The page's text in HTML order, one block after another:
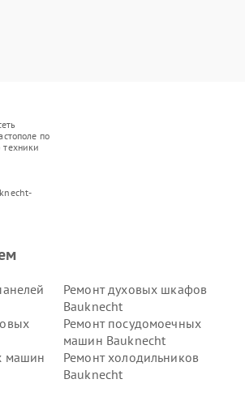
по
Ремонт духовых шкафов
Bauknecht
Ремонт посудомоечных
машин Bauknecht
машин
Ремонт холодильников
Bauknecht